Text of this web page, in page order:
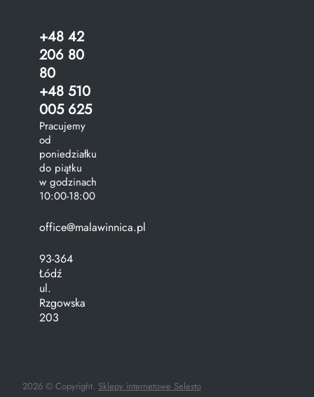
+48 42
206 80
80
+48 510
005 625
Pracujemy
od
poniedziałku
do piątku
w godzinach
10:00-18:00
office@malawinnica.pl
93-364
Łódź
ul.
Rzgowska
203
2026 © Copyright. Sklepy internetowe Selesto